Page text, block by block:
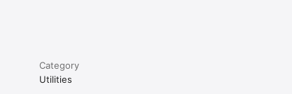
Category
Utilities